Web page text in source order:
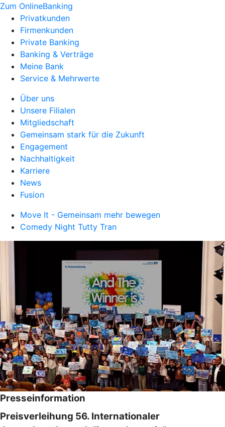
Zum OnlineBanking
Privatkunden
Firmenkunden
Private Banking
Banking & Verträge
Meine Bank
Service & Mehrwerte
Über uns
Unsere Filialen
Mitgliedschaft
Gemeinsam stark für die Zukunft
Engagement
Nachhaltigkeit
Karriere
News
Fusion
Move It - Gemeinsam mehr bewegen
Comedy Night Tutty Tran
Presseinformation
Preisverleihung 56. Internationaler